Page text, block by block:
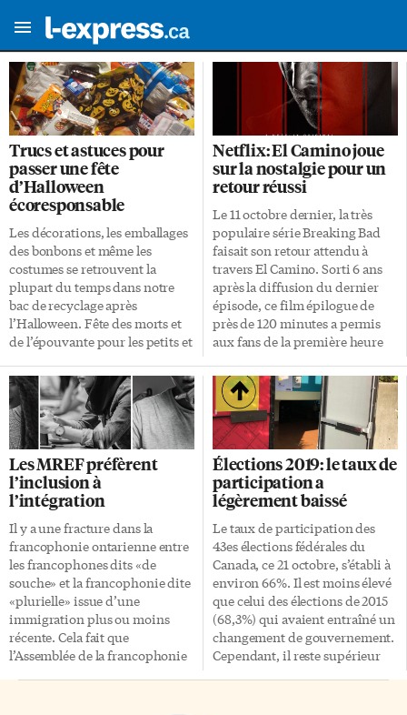
Trucs et astuces pour
passer une fête
d’Halloween
écoresponsable
Les décorations, les emballages
des bonbons et même les
costumes se retrouvent la
plupart du temps dans notre
bac de recyclage après
l’Halloween. Fête des morts et
de l’épouvante pour les petits et
aussi faire frémir ses
participants plus
écoresponsables. Voici quelques
trucs et astuces pour passer une
Halloween plus verte et éviter
de faire le saut lorsque vient le
temps de ramasser vos déchets!
Un des conseils les plus
judicieux pour tenter de
devenir plus écoresponsable est
de s’y prendre à l’avance.
«Beaucoup d’entre nous font
leurs achats d’Halloween à la
dernière minute», commente le
[…]
Netflix: El Camino joue
sur la nostalgie pour un
retour réussi
Le 11 octobre dernier, la très
populaire série Breaking Bad
faisait son retour attendu à
travers El Camino. Sorti 6 ans
après la diffusion du dernier
épisode, ce film épilogue de
près de 120 minutes a permis
aux fans de la première heure
qu’ils ont tant aimé. Et c’est un
succès. Des adieux nécessaires
On avait quitté en 2013
Breaking Bad et son duo
caractéristique sur une note
amère et funeste. Walter White
tombait au champ de bataille
tandis que son jeune acolyte
Jesse Pinkman s’échappait
enfin du supplice qui était le
sien. Mais comme de nombreux
[…]
Les MREF préfèrent
l’inclusion à
l’intégration
Il y a une fracture dans la
francophonie ontarienne entre
les francophones dits «de
souche» et la francophonie dite
«plurielle» issue d’une
immigration plus ou moins
récente. Cela fait que
l’Assemblée de la francophonie
Élections 2019: le taux de
participation a
légèrement baissé
Le taux de participation des
43es élections fédérales du
Canada, ce 21 octobre, s’établi à
environ 66%. Il est moins élevé
que celui des élections de 2015
(68,3%) qui avaient entraîné un
changement de gouvernement.
Cependant, il reste supérieur